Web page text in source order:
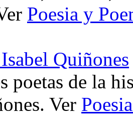
Poesia y
Quiñones
poetas de la
Ver